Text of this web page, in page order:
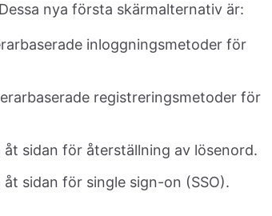
nya första skärmalternativ är:
inloggningsmetoder för
registreringsmetoder för
sidan för återställning av lösenord.
sidan för single sign-on (SSO).